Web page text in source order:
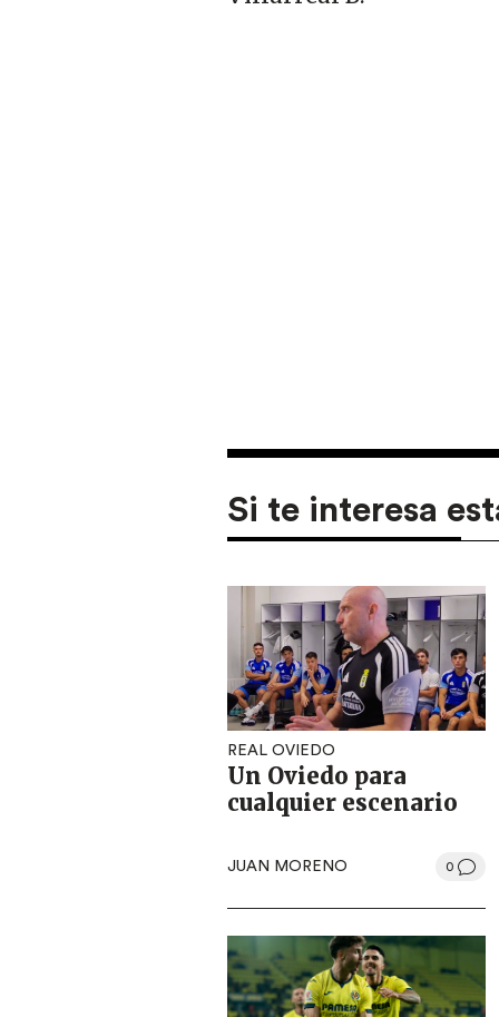
Si te interesa
REAL OVIEDO
Un Oviedo para
cualquier escenario
JUAN MORENO 0